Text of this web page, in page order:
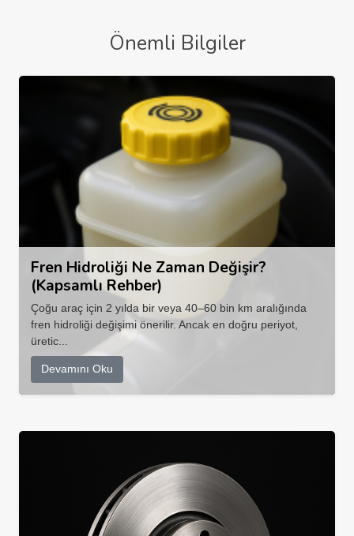
Önemli Bilgiler
Fren Hidroliği Ne Zaman Değişir?
(Kapsamlı Rehber)
Çoğu araç için 2 yılda bir veya 40–60 bin km aralığında
fren hidroliği değişimi önerilir. Ancak en doğru periyot,
üretic...
Devamını Oku